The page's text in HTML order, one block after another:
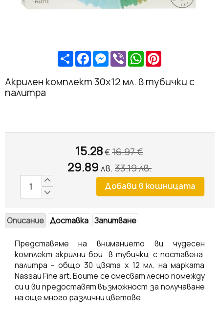
ShareFacebook
Messenger
ViberWhatsApp
Акрилен комплект 30х12 мл. в тубички с
палитра
15.28€16.97€
29.89 лв. 33.19лв.
Описание Доставка Запитване
Представяме на вниманието ви чудесен
комплект акрилни бои в тубички, с поставена
палитра - общо 30 цвята х 12 мл. на марката
Nassau Fine art. Боите се смесват лесно помежду
си и ви предоставят възможност за получаване
на още много различни цветове.